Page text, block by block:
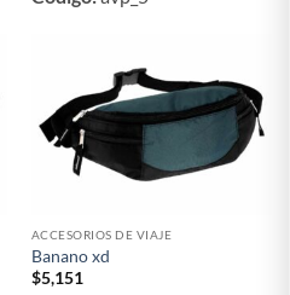
ACCESORIOS DE VIAJE
Banano xd
$5,151